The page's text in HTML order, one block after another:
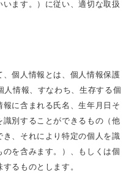
います。）に従い、適切な取扱
個人情報とは、個人情報保護
情報、すなわち、生存する個
に含まれる氏名、生年月日そ
別することができるもの（他
、それにより特定の個人を識
を含みます。）、もしくは個
るものとします。